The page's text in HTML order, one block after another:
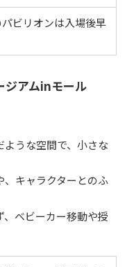
ビリオンは入場後早
ジアムinモール
ような空間で、小さな
キャラクターとのふ
ベビーカー移動や授